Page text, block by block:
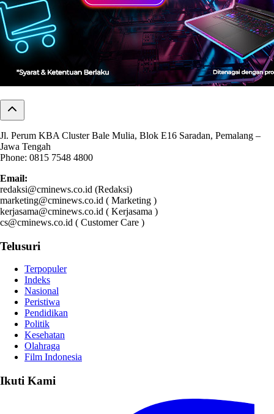
Jl. Perum KBA Cluster Bale Mulia, Blok E16 Saradan, Pemalang –
Jawa Tengah
Phone: 0815 7548 4800
Email:
redaksi@cminews.co.id (Redaksi)
marketing@cminews.co.id ( Marketing )
kerjasama@cminews.co.id ( Kerjasama )
cs@cminews.co.id ( Customer Care )
Telusuri
Terpopuler
Indeks
Nasional
Peristiwa
Pendidikan
Politik
Kesehatan
Olahraga
Film Indonesia
Ikuti Kami